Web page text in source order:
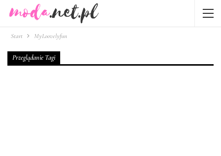
Start MyLoovelyfun
Przeglądanie Tagi